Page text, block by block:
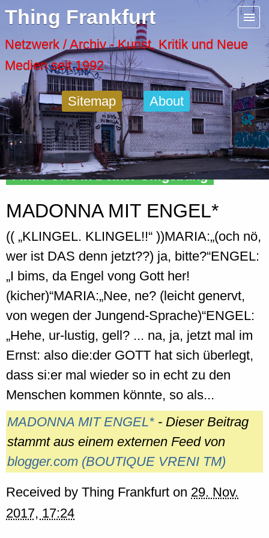
Thing Frankfurt
Netzwerk / Archiv - Kunst, Kritik und Neue
Medien seit 1992
Sitemap About
Finde Orte in Deiner Umgebung
MADONNA MIT ENGEL*
(( „KLINGEL. KLINGEL!!“ ))MARIA:„(och nö,
wer ist DAS denn jetzt??) ja, bitte?“ENGEL:
„I bims, da Engel vong Gott her!
(kicher)“MARIA:„Nee, ne? (leicht genervt,
von wegen der Jungend-Sprache)“ENGEL:
„Hehe, ur-lustig, gell? ... na, ja, jetzt mal im
Ernst: also die:der GOTT hat sich überlegt,
dass si:er mal wieder so in echt zu den
Menschen kommen könnte, so als...
MADONNA MIT ENGEL* - Dieser Beitrag
stammt aus einem externen Feed von
blogger.com (BOUTIQUE VRENI TM)
Received by Thing Frankfurt on 29. Nov.
2017, 17:24
Menu
Artspaces
Cool Places
Frankfurt Diary
Activity
Recent Posts
Home